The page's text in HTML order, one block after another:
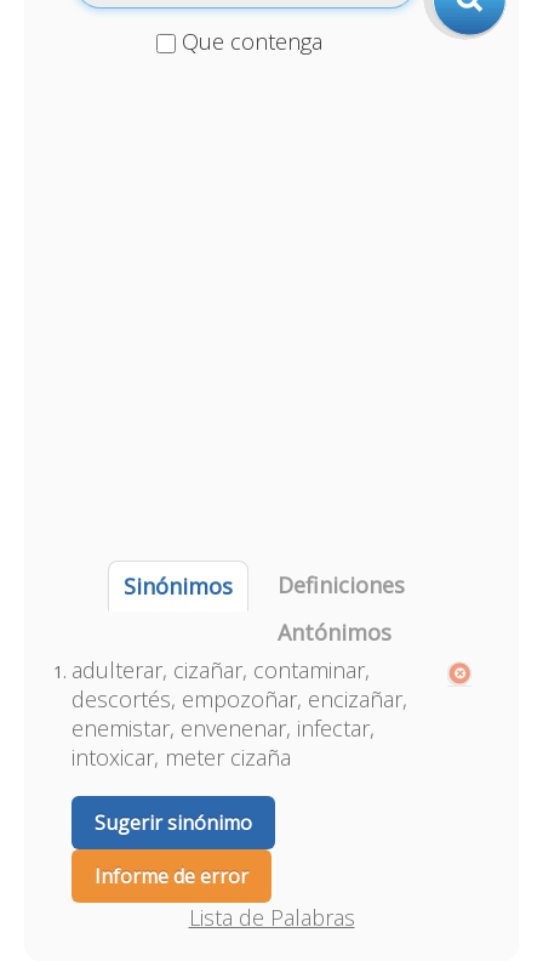
Que contenga
Sinónimos
Definiciones
Antónimos
adulterar, cizañar, contaminar,
descortés, empozoñar, encizañar,
enemistar, envenenar, infectar,
intoxicar, meter cizaña
Sugerir sinónimo
Informe de error
Lista de Palabras